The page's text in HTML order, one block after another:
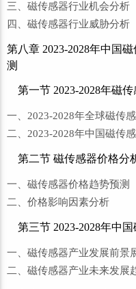
三、磁传感器行业机会分析
四、磁传感器行业威胁分析
第八章 2023-2028年中国
测
第一节 2023-2028年磁
一、2023-2028年全球磁传
二、2023-2028年中国磁传
第二节 磁传感器价格分
一、磁传感器价格趋势预测
二、价格影响因素分析
第三节 2023-2028年中
一、磁传感器产业发展前景
二、磁传感器产业未来发展